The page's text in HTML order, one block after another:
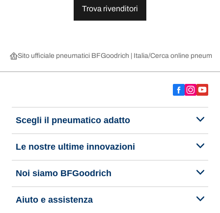
Trova rivenditori
Sito ufficiale pneumatici BFGoodrich | Italia Cerca online
Scegli il pneumatico adatto
Le nostre ultime innovazioni
Noi siamo BFGoodrich
Aiuto e assistenza